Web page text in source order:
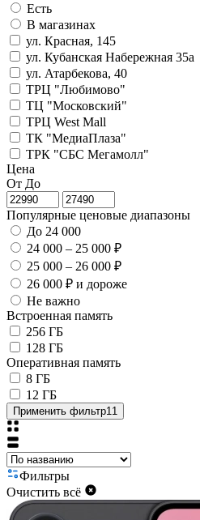
Есть
В магазинах
ул. Красная, 145
ул. Кубанская Набережная 35а
ул. Атарбекова, 40
ТРЦ "Любимово"
ТЦ "Московский"
ТРЦ West Mall
ТК "МедиаПлаза"
ТРК "СБС Мегамолл"
Цена
От До
Популярные ценовые диапазоны
До 24 000
24 000 – 25 000 ₽
25 000 – 26 000 ₽
26 000 ₽ и дороже
Не важно
Встроенная память
256 ГБ
128 ГБ
Оперативная память
8 ГБ
12 ГБ
Применить фильтр11
Фильтры
Очистить всё